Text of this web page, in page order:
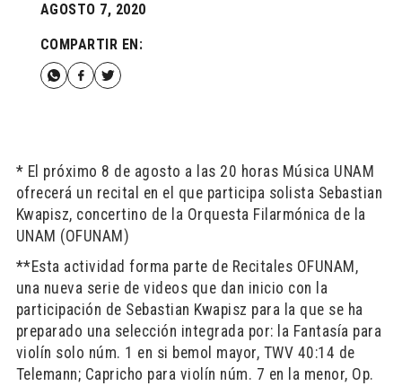
AGOSTO 7, 2020
COMPARTIR EN:
* El próximo 8 de agosto a las 20 horas Música UNAM
ofrecerá un recital en el que participa solista Sebastian
Kwapisz, concertino de la Orquesta Filarmónica de la
UNAM (OFUNAM)
**Esta actividad forma parte de Recitales OFUNAM,
una nueva serie de videos que dan inicio con la
participación de Sebastian Kwapisz para la que se ha
preparado una selección integrada por: la Fantasía para
violín solo núm. 1 en si bemol mayor, TWV 40:14 de
Telemann; Capricho para violín núm. 7 en la menor, Op.